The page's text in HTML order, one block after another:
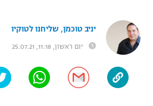
"מעל הליגה" – פודקאסט
"מחצית בשכונה" – פודקאסט
בני יהודה
ליגות נוספות
UFC
היאבקות WWE
אופניים
יניב טוכמן, שליחנו לטוקיו
יום ראשון, 11:18, 25.07.21